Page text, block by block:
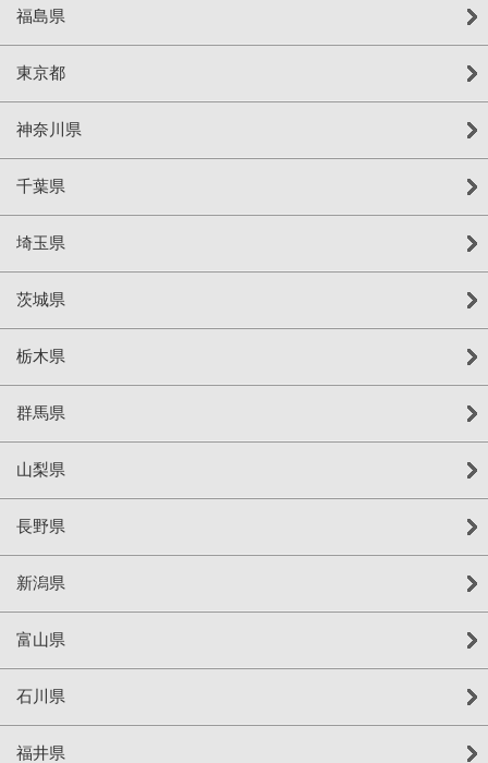
福島県
東京都
神奈川県
千葉県
埼玉県
茨城県
栃木県
群馬県
山梨県
長野県
新潟県
富山県
石川県
福井県